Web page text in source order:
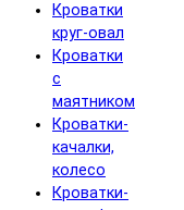
Кроватки
круг-овал
Кроватки
с
маятником
Кроватки-
качалки,
колесо
Кроватки-